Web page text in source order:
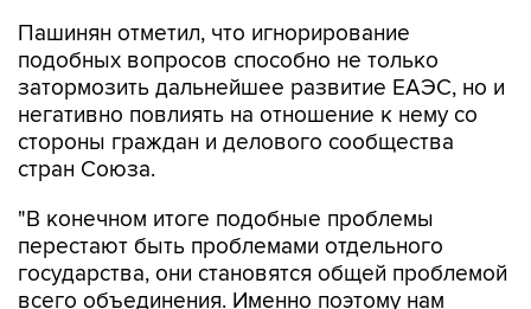
Пашинян отметил, что игнорирование
подобных вопросов способно не только
затормозить дальнейшее развитие ЕАЭС, но и
негативно повлиять на отношение к нему со
стороны граждан и делового сообщества
стран Союза.
"В конечном итоге подобные проблемы
перестают быть проблемами отдельного
государства, они становятся общей проблемой
всего объединения. Именно поэтому нам